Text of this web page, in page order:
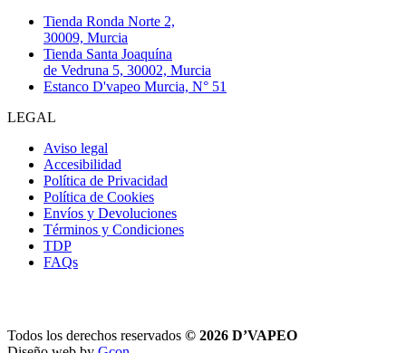
Tienda Ronda Norte 2,
30009, Murcia
Tienda Santa Joaquína
de Vedruna 5, 30002, Murcia
Estanco D'vapeo Murcia, N° 51
LEGAL
Aviso legal
Accesibilidad
Política de Privacidad
Política de Cookies
Envíos y Devoluciones
Términos y Condiciones
TDP
FAQs
Todos los derechos reservados © 2026 D’VAPEO